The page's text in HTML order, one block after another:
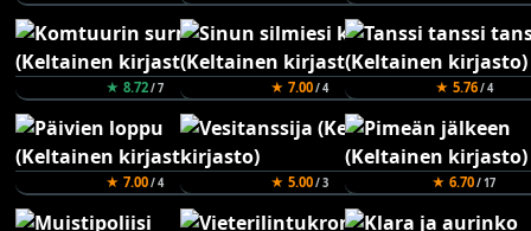
★ 8.72/ 7 ★ 7.00/ 4 ★ 5.76/ 4
★ 7.00/ 4 ★ 5.00/ 3 ★ 6.70/ 17